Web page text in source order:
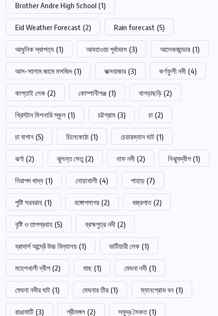
Brother Andre High School (1)
Eid Weather Forecast (2) Rain forecast (5)
আধুনিক স্থাপত্য (1) আবহাওয়া পূর্বাভাস (3) আলেকজান্ডার (1)
আস-সালাম জামে মসজিদ (1) কক্সবাজার (3) কর্ণফুলী নদী (4)
কাপ্তাই লেক (2) কোম্পানীগঞ্জ (1) খাগড়াছড়ি (2)
খ্রিস্টান মিশনারি স্কুল (1) চট্টগ্রাম (3) চা (2)
চা বাগান (5) চিলেকোঠা (1) চেয়ারম্যান ঘাট (1)
ঝর্ণা (2) ঝুলন্ত সেতু (2) নাফ নদী (2) নিঝুমদ্বীপ (1)
নিরাপদ খাদ্য (1) নোয়াখালী (4) পাহাড় (7)
পুষ্টি সরবরাহ (1) বঙ্গোপসাগর (2) বজ্রপাত (2)
বৃষ্টি ও তাপপ্রবাহ (5) ব্রহ্মপুত্র নদী (2)
ব্রাদার্স আন্দ্রেঁ উচ্চ বিদ্যালয় (1) ভাটিয়ারী লেক (1)
মহেশখালী দ্বীপ (2) মাছ (1) মেঘনা নদী (1)
মেঘনা নদীর ঘাট (1) মেঘনার তীর (1) ম্যানগ্রোভ বন (1)
রাঙামাটি (3) শ্রীমঙ্গল (2) সমুদ্র সৈকত (1)